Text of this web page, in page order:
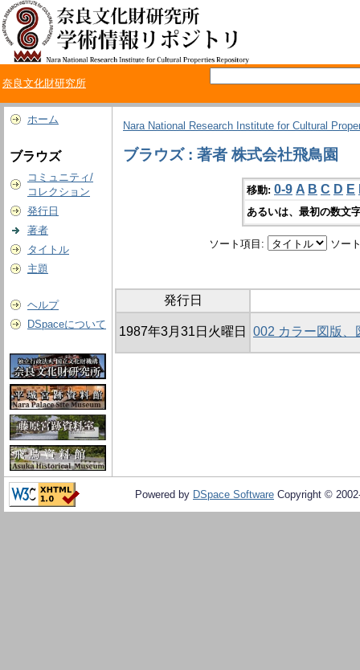
奈良文化財研究所
ホーム
ブラウズ
コミュニティ/
コレクション
発行日
著者
タイトル
主題
ヘルプ
DSpaceについて
Nara National Research Institute for Cultural
ブラウズ : 著者 株式会社飛鳥園
移動: 0-9 A B C D E
あるいは、最初の数文
ソート項目: ソー
発行日
1987年3月31日火曜日 002 カラー図版、
Powered by DSpace Software Copyright ©